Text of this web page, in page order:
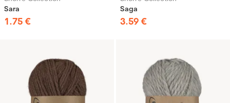
Sara
1.75 €
Saga
3.59 €